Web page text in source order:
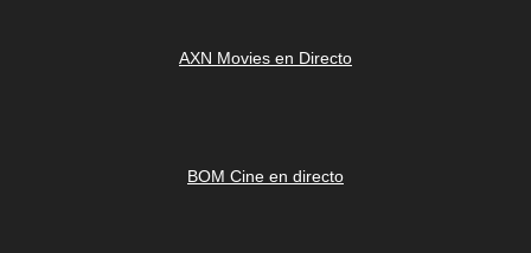
AXN Movies en Directo
BOM Cine en directo